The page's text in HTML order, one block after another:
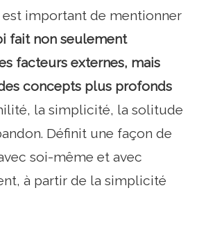
est important de mentionner
fait non seulement
facteurs externes, mais
concepts plus profonds
la simplicité, la solitude
Définit une façon de
soi-même et avec
à partir de la simplicité